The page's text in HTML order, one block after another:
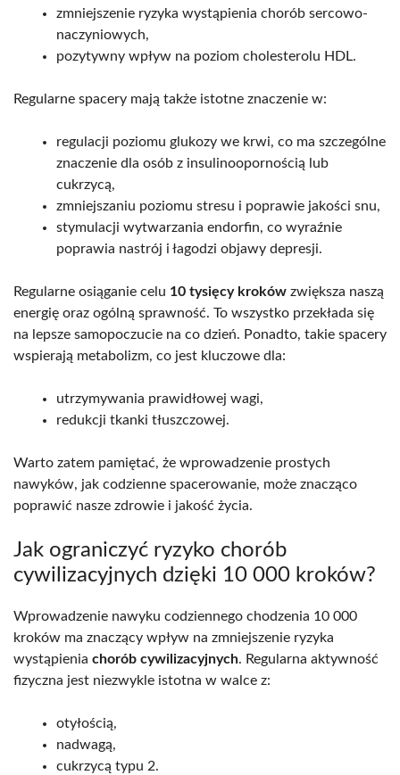
zmniejszenie ryzyka wystąpienia chorób sercowo-
naczyniowych,
pozytywny wpływ na poziom cholesterolu HDL.
Regularne spacery mają także istotne znaczenie w:
regulacji poziomu glukozy we krwi, co ma szczególne
znaczenie dla osób z insulinoopornością lub
cukrzycą,
zmniejszaniu poziomu stresu i poprawie jakości snu,
stymulacji wytwarzania endorfin, co wyraźnie
poprawia nastrój i łagodzi objawy depresji.
Regularne osiąganie celu 10 tysięcy kroków zwiększa naszą
energię oraz ogólną sprawność. To wszystko przekłada się
na lepsze samopoczucie na co dzień. Ponadto, takie spacery
wspierają metabolizm, co jest kluczowe dla:
utrzymywania prawidłowej wagi,
redukcji tkanki tłuszczowej.
Warto zatem pamiętać, że wprowadzenie prostych
nawyków, jak codzienne spacerowanie, może znacząco
poprawić nasze zdrowie i jakość życia.
Jak ograniczyć ryzyko chorób
cywilizacyjnych dzięki 10 000 kroków?
Wprowadzenie nawyku codziennego chodzenia 10 000
kroków ma znaczący wpływ na zmniejszenie ryzyka
wystąpienia chorób cywilizacyjnych. Regularna aktywność
fizyczna jest niezwykle istotna w walce z:
otyłością,
nadwagą,
cukrzycą typu 2.